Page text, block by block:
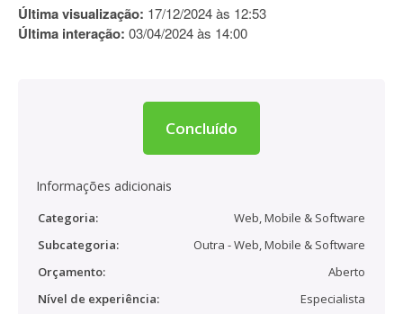
Última visualização: 17/12/2024 às 12:53
Última interação: 03/04/2024 às 14:00
Concluído
Informações adicionais
Categoria:
Web, Mobile & Software
Subcategoria:
Outra - Web, Mobile & Software
Orçamento:
Aberto
Nível de experiência:
Especialista